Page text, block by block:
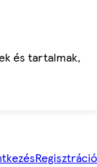
és tartalmak,
Regisztráció